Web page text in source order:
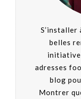
S’installer
belles
adresses
blog
Montrer